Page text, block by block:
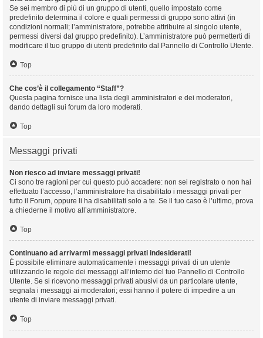
Se sei membro di più di un gruppo di utenti, quello impostato come
predefinito determina il colore e quali permessi di gruppo sono attivi (in
condizioni normali; l’amministratore, potrebbe attribuire al singolo utente,
permessi diversi dal gruppo predefinito). L’amministratore può permetterti di
modificare il tuo gruppo di utenti predefinito dal Pannello di Controllo Utente.
Top
Che cos’è il collegamento “Staff”?
Questa pagina fornisce una lista degli amministratori e dei moderatori,
dando dettagli sui forum da loro moderati.
Top
Messaggi privati
Non riesco ad inviare messaggi privati!
Ci sono tre ragioni per cui questo può accadere: non sei registrato o non hai
effettuato l’accesso, l’amministratore ha disabilitato i messaggi privati per
tutto il Forum, oppure li ha disabilitati solo a te. Se il tuo caso è l’ultimo, prova
a chiederne il motivo all’amministratore.
Top
Continuano ad arrivarmi messaggi privati indesiderati!
È possibile eliminare automaticamente i messaggi privati ​​di un utente
utilizzando le regole dei messaggi all’interno del tuo Pannello di Controllo
Utente. Se si ricevono messaggi privati ​​abusivi da un particolare utente,
segnala i messaggi ai moderatori; essi hanno il potere di impedire a un
utente di inviare messaggi privati​​.
Top